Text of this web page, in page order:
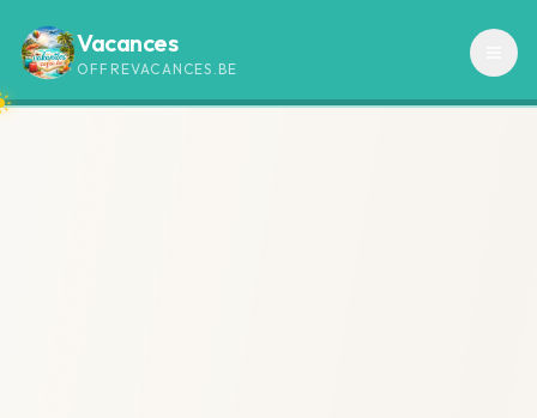
Vacances
OFFREVACANCES.BE